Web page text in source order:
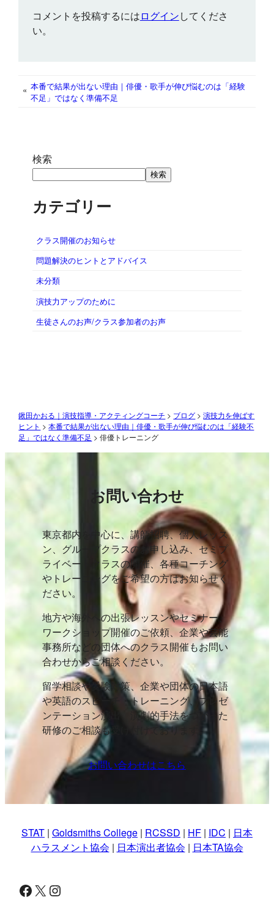
コメントを投稿するにはログインしてくださ
い。
« 本番で結果が出ない理由｜俳優・歌手が伸び悩むのは「経験
不足」ではなく準備不足
検索
検索
カテゴリー
クラス開催のお知らせ
問題解決のヒントとアドバイス
未分類
演技力アップのために
生徒さんのお声/クラス参加者のお声
鍬田かおる｜演技指導・アクティングコーチ > ブログ >演技力を伸ばす
ヒント >本番で結果が出ない理由｜俳優・歌手が伸び悩むのは「経験不
足」ではなく準備不足 >俳優トレーニング
お問い合わせ
東京都内を中心に、講師招聘、個人レッス
ン、グループクラスのお申し込み、セミプ
ライベートクラスの開催、各種コーチング
やトレーニングをご希望の方はお知らせく
ださい。
地方や海外への出張レッスンやセミナー、
ワークショップ開催のご依頼、企業や芸能
事務所などの団体へのクラス開催もお問い
合わせからご相談ください。
留学相談や受験対策、企業や団体の日本語
や英語のスピーチ・トレーニング、プレゼ
ンテーション演出、演劇的手法をつかった
研修のご相談も受け付けております。
お問い合わせはこちら
STAT | Goldsmiths College | RCSSD | HF | IDC | 日本
ハラスメント協会 | 日本演出者協会 | 日本TA協会
Facebook X Instagram